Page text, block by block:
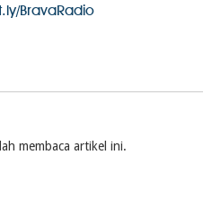
BravaRadio
membaca artikel ini.